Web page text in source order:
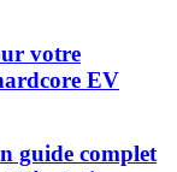
votre
EV
guide complet